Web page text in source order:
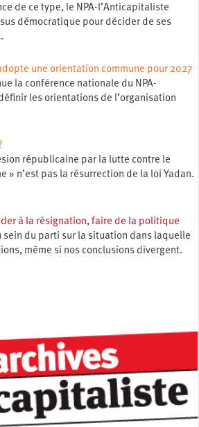
de ce type, le NPA-l’Anticapitaliste
démocratique pour décider de ses
une orientation commune pour 2027
la conférence nationale du NPA-
les orientations de l’organisation
républicaine par la lutte contre le
» n’est pas la résurrection de la loi Yadan.
à la résignation, faire de la politique
sein du parti sur la situation dans laquelle
même si nos conclusions divergent.